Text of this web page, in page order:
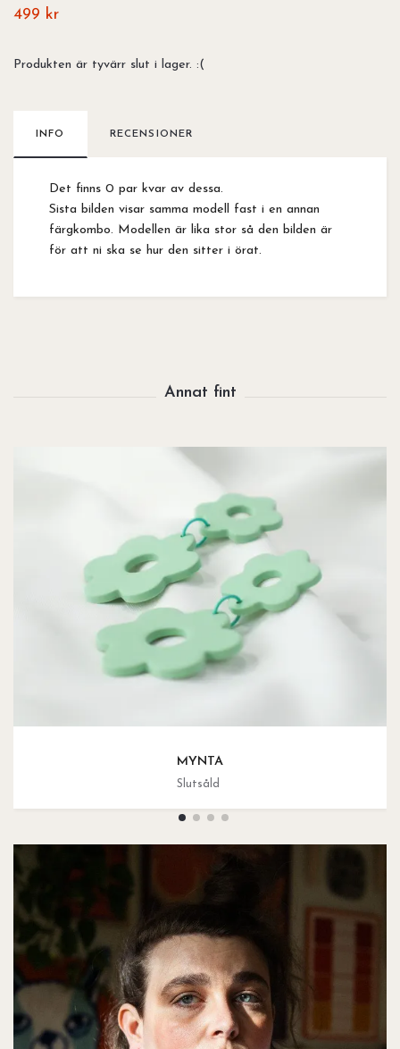
499 kr
Produkten är tyvärr slut i lager. :(
INFO RECENSIONER
Det finns 0 par kvar av dessa.
Sista bilden visar samma modell fast i en annan
färgkombo. Modellen är lika stor så den bilden är
för att ni ska se hur den sitter i örat.
MYNTA
Slutsåld